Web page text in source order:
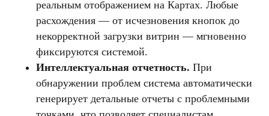
реальным отображением на Картах. Любые
расхождения — от исчезновения кнопок до
некорректной загрузки витрин — мгновенно
фиксируются системой.
Интеллектуальная отчетность. При
обнаружении проблем система автоматически
генерирует детальные отчеты с проблемными